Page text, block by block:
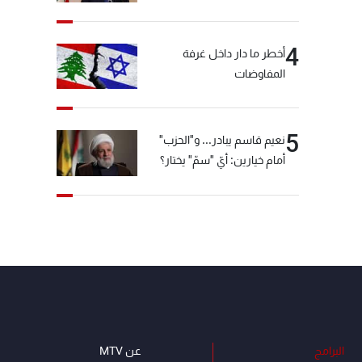
4أخطر ما دار داخل غرفة
المفاوضات
5نعيم قاسم يبادر... و"الحزب"
أمام خيارين: أيّ "سمّ" يختار؟
البرامج عن MTV